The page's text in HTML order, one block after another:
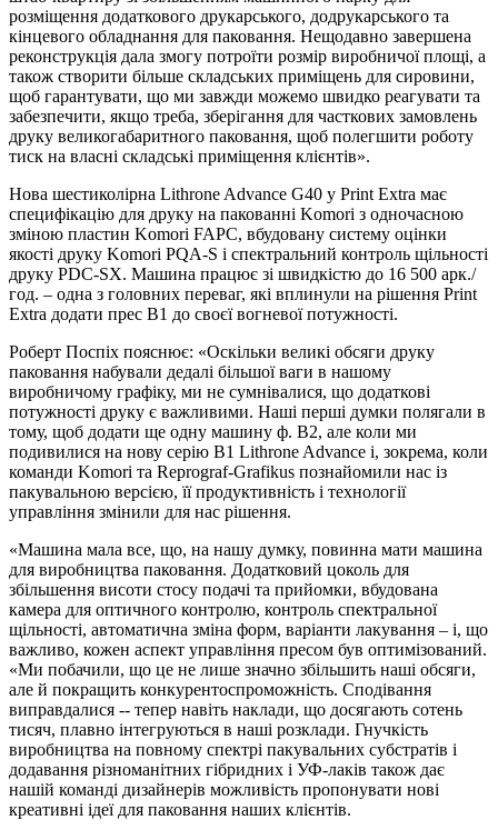
розміщення додаткового друкарського, додрукарського та
кінцевого обладнання для паковання. Нещодавно завершена
реконструкція дала змогу потроїти розмір виробничої площі, а
також створити більше складських приміщень для сировини,
щоб гарантувати, що ми завжди можемо швидко реагувати та
забезпечити, якщо треба, зберігання для часткових замовлень
друку великогабаритного паковання, щоб полегшити роботу
тиск на власні складські приміщення клієнтів».
Нова шестиколірна Lithrone Advance G40 у Print Extra має
специфікацію для друку на пакованні Komori з одночасною
зміною пластин Komori FAPC, вбудовану систему оцінки
якості друку Komori PQA-S і спектральний контроль щільності
друку PDC-SX. Машина працює зі швидкістю до 16 500 арк./
год. – одна з головних переваг, які вплинули на рішення Print
Extra додати прес B1 до своєї вогневої потужності.
Роберт Поспіх пояснює: «Оскільки великі обсяги друку
паковання набували дедалі більшої ваги в нашому
виробничому графіку, ми не сумнівалися, що додаткові
потужності друку є важливими. Наші перші думки полягали в
тому, щоб додати ще одну машину ф. B2, але коли ми
подивилися на нову серію B1 Lithrone Advance і, зокрема, коли
команди Komori та Reprograf-Grafikus познайомили нас із
пакувальною версією, її продуктивність і технології
управління змінили для нас рішення.
«Машина мала все, що, на нашу думку, повинна мати машина
для виробництва паковання. Додатковий цоколь для
збільшення висоти стосу подачі та прийомки, вбудована
камера для оптичного контролю, контроль спектральної
щільності, автоматична зміна форм, варіанти лакування – і, що
важливо, кожен аспект управління пресом був оптимізований.
«Ми побачили, що це не лише значно збільшить наші обсяги,
але й покращить конкурентоспроможність. Сподівання
виправдалися -- тепер навіть наклади, що досягають сотень
тисяч, плавно інтегруються в наші розклади. Гнучкість
виробництва на повному спектрі пакувальних субстратів і
додавання різноманітних гібридних і УФ-лаків також дає
нашій команді дизайнерів можливість пропонувати нові
креативні ідеї для паковання наших клієнтів.